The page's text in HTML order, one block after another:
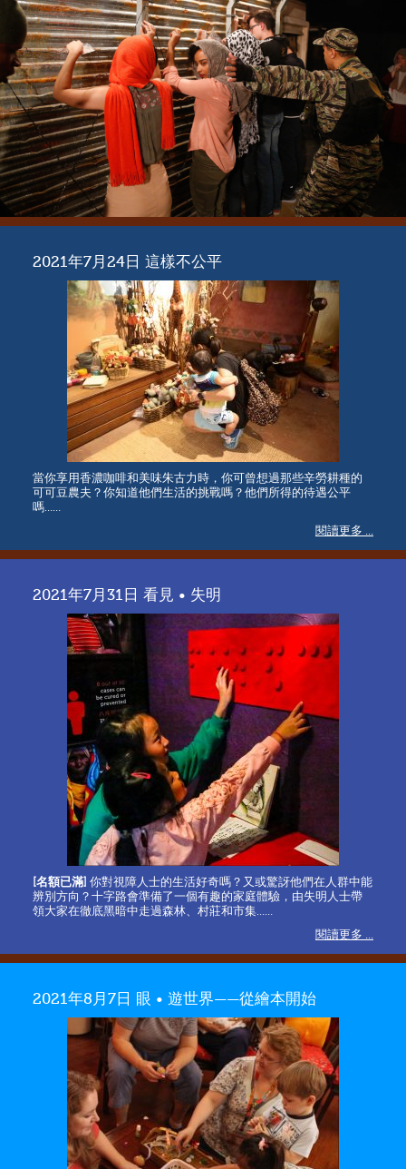
2021年7月24日 這樣不公平
當你享用香濃咖啡和美味朱古力時，你可曾想過那些辛勞耕種的
可可豆農夫？你知道他們生活的挑戰嗎？他們所得的待遇公平
嗎……
閱讀更多 ...
2021年7月31日 看見 • 失明
[名額已滿] 你對視障人士的生活好奇嗎？又或驚訝他們在人群中能
辨別方向？十字路會準備了一個有趣的家庭體驗，由失明人士帶
領大家在徹底黑暗中走過森林、村莊和市集……
閱讀更多 ...
2021年8月7日 眼 • 遊世界——從繪本開始